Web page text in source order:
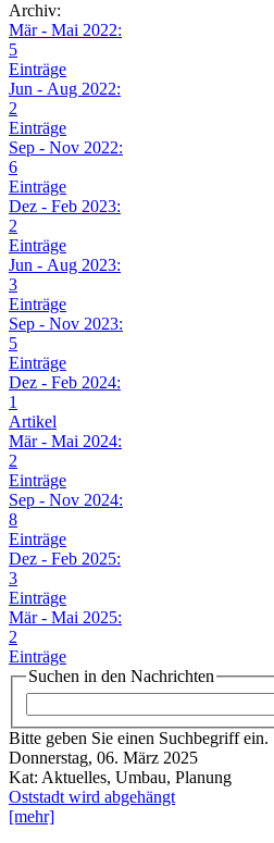
Archiv:
Mär - Mai 2022:
5
Einträge
Jun - Aug 2022:
2
Einträge
Sep - Nov 2022:
6
Einträge
Dez - Feb 2023:
2
Einträge
Jun - Aug 2023:
3
Einträge
Sep - Nov 2023:
5
Einträge
Dez - Feb 2024:
1
Artikel
Mär - Mai 2024:
2
Einträge
Sep - Nov 2024:
8
Einträge
Dez - Feb 2025:
3
Einträge
Mär - Mai 2025:
2
Einträge
Suchen in den Nachrichten
Bitte geben Sie einen Suchbegriff ein.
Donnerstag, 06. März 2025
Kat: Aktuelles, Umbau, Planung
Oststadt wird abgehängt
[mehr]